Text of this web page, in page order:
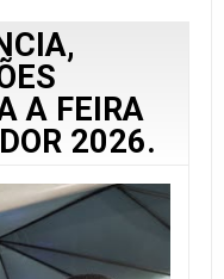
A FEIRA
2026.